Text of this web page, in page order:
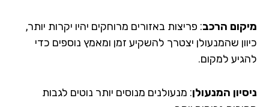
הרכב: פריצות באזורים מרוחקים יהיו יקרות יותר,
שהמנעולן יצטרך להשקיע זמן ומאמץ נוספים כדי
למקום.
המנעולן: מנעולנים מנוסים יותר נוטים לגבות